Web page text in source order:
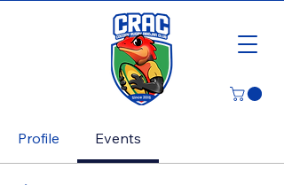
Profile Events